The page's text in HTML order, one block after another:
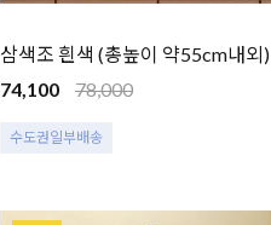
삼색조 흰색 (총높이 약55cm내외)
74,100
78,000
수도권일부배송